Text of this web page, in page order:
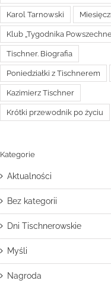
Karol Tarnowski
Klub „Tygodnika
Tischner. Biografia
Poniedziałki z Tischnerem
Kazimierz Tischner
Krótki przewodnik po życiu
Kategorie
Aktualności
Bez kategorii
Dni Tischnerowskie
Myśli
Nagroda